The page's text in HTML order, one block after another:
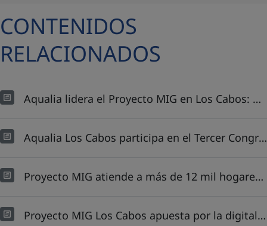
CONTENIDOS
RELACIONADOS
Aqualia lidera el Proyecto MIG en Los Cabos: OOMSAPAS, FONADIN y el ayuntamiento de Los Cabos, dan banderazo de inicio de operaciones
Aqualia Los Cabos participa en el Tercer Congreso Internacional de Ingeniería Civil: Innovación que construye futuros
Proyecto MIG atiende a más de 12 mil hogares en Cabo San Lucas mediante la sustitución gratuita de medidores de agua y tomas domiciliarias
Proyecto MIG Los Cabos apuesta por la digitalización en la gestión de clientes